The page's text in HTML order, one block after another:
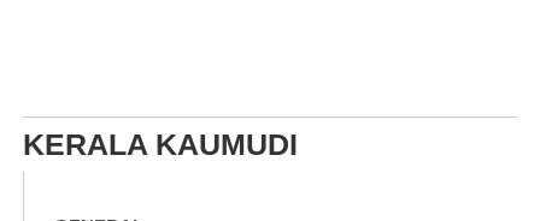
KERALA KAUMUDI